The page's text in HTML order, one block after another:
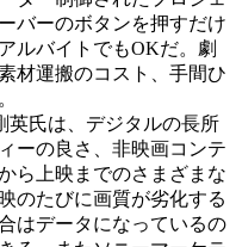
バーのボタンを押すだけ
ルバイトでもOKだ。劇
材運搬のコスト、手間ひ
氏は、デジタルの長所
ーの良さ、非映画コンテ
ら上映までのさまざまな
のたびに画質が劣化する
はデータになっているの